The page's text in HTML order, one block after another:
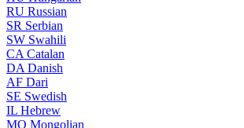
RU Russian
SR Serbian
SW Swahili
CA Catalan
DA Danish
AF Dari
SE Swedish
IL Hebrew
MO Mongolian